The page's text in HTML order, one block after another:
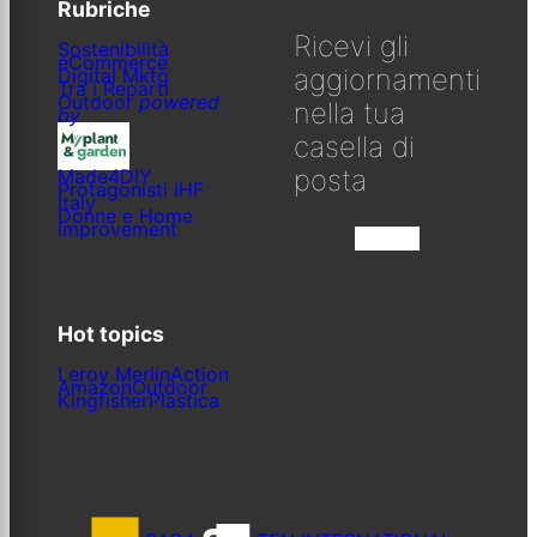
Rubriche
Sostenibilità
eCommerce
Digital Mktg
Tra i Reparti
Outdoorpowered
by
Made4DIY
Protagonisti IHF
Italy
Donne e Home
Improvement
Hot topics
Leroy MerlinAction
AmazonOutdoor
KingfisherPlastica
Ricevi gli
aggiornamenti
nella tua
casella di
posta